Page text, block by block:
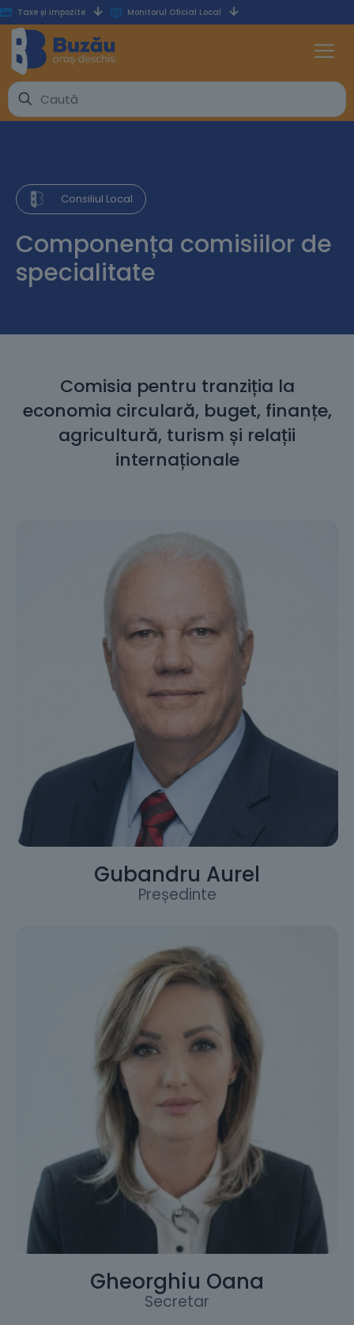
Taxe și impozite Monitorul Oficial Local
Consiliul Local
Componența comisiilor de
specialitate
Comisia pentru tranziția la
economia circulară, buget, finanțe,
agricultură, turism și relații
internaționale
Gubandru Aurel
Președinte
Gheorghiu Oana
Secretar